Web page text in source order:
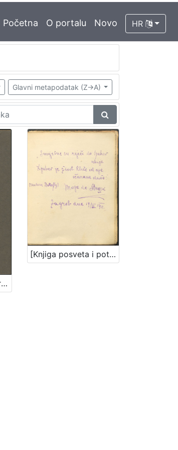
Početna O portalu Novo HR
Glavni metapodatak (Z->A)
Predlog gr. poglavarstva glede bolnice milosrdne braće : [U Zagrebu, 30. studenoga 1896] / [Mošinsky]
[Knjiga posveta i potpisa Ivi Raiću] : [1910.-1935.]